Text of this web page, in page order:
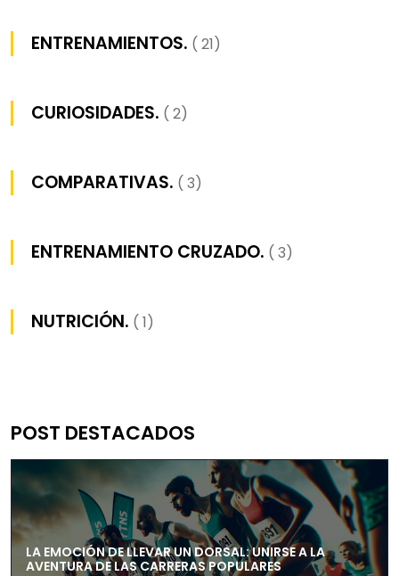
ENTRENAMIENTOS. ( 21)
CURIOSIDADES. ( 2)
COMPARATIVAS. ( 3)
ENTRENAMIENTO CRUZADO. ( 3)
NUTRICIÓN. ( 1)
POST DESTACADOS
LA EMOCIÓN DE LLEVAR UN DORSAL: UNIRSE A LA
AVENTURA DE LAS CARRERAS POPULARES